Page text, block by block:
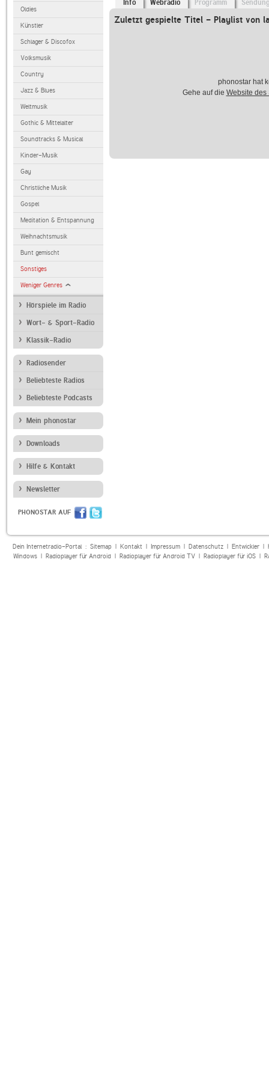
Oldies
Künstler
Schlager & Discofox
Volksmusik
Country
Jazz & Blues
Weltmusik
Gothic & Mittelalter
Soundtracks & Musical
Kinder-Musik
Gay
Christliche Musik
Gospel
Meditation & Entspannung
Weihnachtsmusik
Bunt gemischt
Sonstiges
Weniger Genres
Hörspiele im Radio
Wort- & Sport-Radio
Klassik-Radio
Radiosender
Beliebteste Radios
Beliebteste Podcasts
Mein phonostar
Downloads
Hilfe & Kontakt
Newsletter
PHONOSTAR AUF
Info Webradio Programm
Zuletzt gespielte Titel - Playlist von
phonostar hat
Gehe auf die Website des
Dein Internetradio-Portal : Sitemap| Kontakt| Impressum| Datenschutz| Entwickler|
Windows| Radioplayer für Android| Radioplayer für Android TV| Radioplayer für iOS|